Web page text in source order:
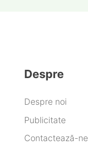
Despre
Despre noi
Publicitate
Contactează-ne